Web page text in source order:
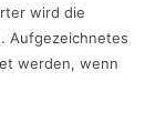
wird die
Aufgezeichnetes
werden, wenn